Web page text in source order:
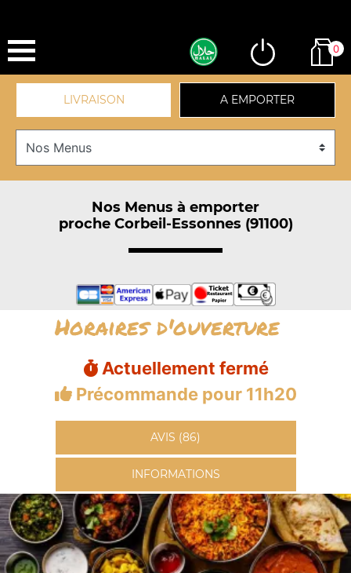
0
LIVRAISON A EMPORTER
Nos Menus à emporter
proche Corbeil-Essonnes (91100)
Horaires d'ouverture
Actuellement fermé
Précommande pour 11h20
AVIS (86)
INFORMATIONS